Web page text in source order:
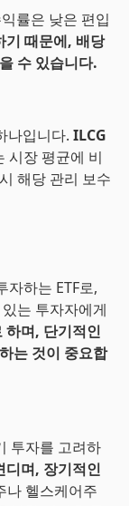
률은 낮은 편입
기 때문에, 배당
수 있습니다.
나입니다. ILCG
시장 평균에 비
해당 관리 보수
자하는 ETF로,
는 투자자에게
하며, 단기적인
는 것이 중요합
투자를 고려하
디며, 장기적인
나 헬스케어주